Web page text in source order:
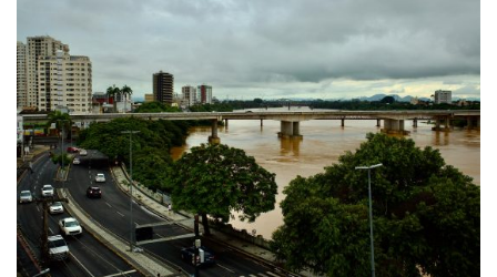
Desenvolvido
por
Hesea
Tecnologia
Sistemas